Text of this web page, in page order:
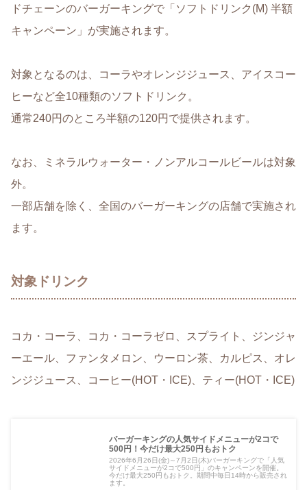
ドチェーンのバーガーキングで「ソフトドリンク(M) 半額
キャンペーン」が実施されます。
対象となるのは、コーラやオレンジジュース、アイスコー
ヒーなど全10種類のソフトドリンク。
通常240円のところ半額の120円で提供されます。
なお、ミネラルウォーター・ノンアルコールビールは対象
外。
一部店舗を除く、全国のバーガーキングの店舗で実施され
ます。
対象ドリンク
コカ・コーラ、コカ・コーラゼロ、スプライト、ジンジャ
ーエール、ファンタメロン、ウーロン茶、カルピス、オレ
ンジジュース、コーヒー(HOT・ICE)、ティー(HOT・ICE)
バーガーキングの人気サイドメニューが2コで
500円！今だけ最大250円もおトク
2026年6月26日(金)～7月2日(木)バーガーキングで「人気
サイドメニューが2コで500円」のキャンペーンを開催。
今だけ最大250円もおトク。期間中毎日14時から販売され
ます。